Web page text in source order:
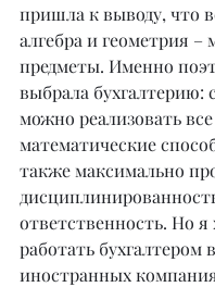
пришла к выводу, что
алгебра и геометрия
предметы. Именно
выбрала бухгалтерию:
можно реализовать
математические
также максимально
ответственность. Но я
работать бухгалтером в
иностранных